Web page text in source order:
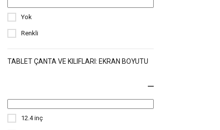
Yok
Renkli
TABLET ÇANTA VE KILIFLARI: EKRAN BOYUTU
12.4 inç